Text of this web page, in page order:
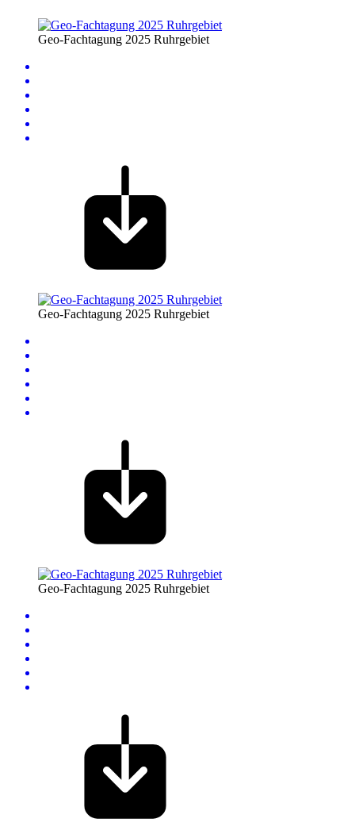
Geo-Fachtagung 2025 Ruhrgebiet
Geo-Fachtagung 2025 Ruhrgebiet
Geo-Fachtagung 2025 Ruhrgebiet